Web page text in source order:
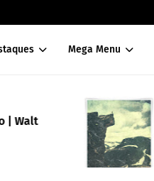
Mega Menu
| Walt